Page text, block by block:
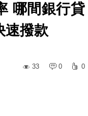
哪間銀行貸
速撥款
33
0 0